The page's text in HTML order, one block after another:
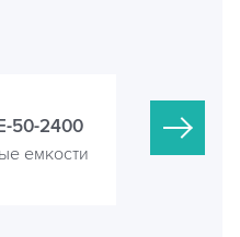
50-2400
емкости